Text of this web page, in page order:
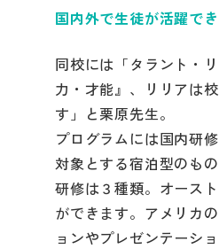
国内外で生徒が活躍で
同校には「タラント・
力・才能』、リリアは
す」と栗原先生。
プログラムには国内研
対象とする宿泊型のも
研修は３種類。オース
ができます。アメリカ
ョンやプレゼンテーシ